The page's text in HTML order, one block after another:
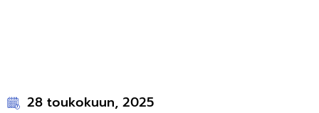
28 toukokuun, 2025